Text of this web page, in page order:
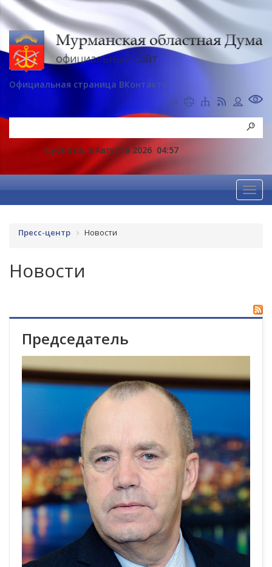
Официальная страница ВКонтакте
Суббота, 8 Августа 2026 04:57
Пресс-центр Новости
Новости
Председатель